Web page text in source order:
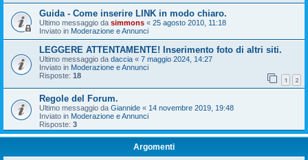
Guida - Come inserire LINK in modo chiaro.
Ultimo messaggio da simmons « 25 agosto 2010, 11:18
Inviato in Moderazione e Annunci
LEGGERE ATTENTAMENTE! Inserimento foto di altri siti.
Ultimo messaggio da daccia « 7 maggio 2024, 14:27
Inviato in Moderazione e Annunci
Risposte: 18 1 2
Regole del Forum.
Ultimo messaggio da Giannide « 14 novembre 2019, 19:48
Inviato in Moderazione e Annunci
Risposte: 3
Argomenti